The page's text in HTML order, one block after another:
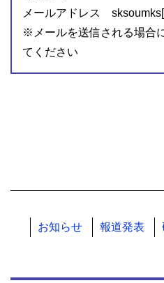
メールアドレス
※メールを送信される場合
てください
お知らせ
報道発表